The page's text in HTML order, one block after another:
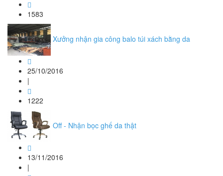
1583
Xưởng nhận gia công balo túi xách bằng da
25/10/2016
|
1222
Off - Nhận bọc ghế da thật
13/11/2016
|